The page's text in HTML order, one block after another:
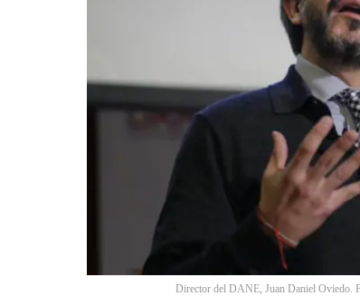
Director del DANE, Juan Daniel Oviedo.